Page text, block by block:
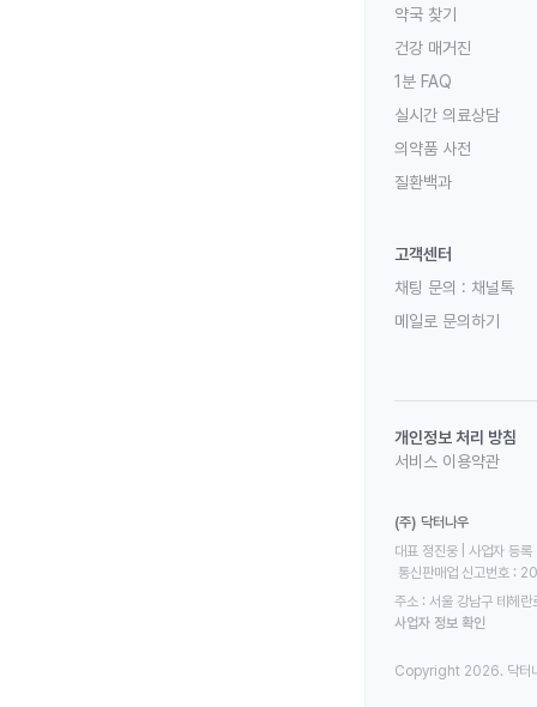
약국 찾기
건강 매거진
1분 FAQ
실시간 의료상담
의약품 사전
질환백과
고객센터
채팅 문의 : 채널톡
메일로 문의하기
개인정보 처리 방침
서비스 이용약관
(주) 닥터나우
대표 정진웅 | 사업자
통신판매업 신고번호
주소 : 서울 강남구 테헤
사업자 정보 확인
Copyright 2026. 닥터